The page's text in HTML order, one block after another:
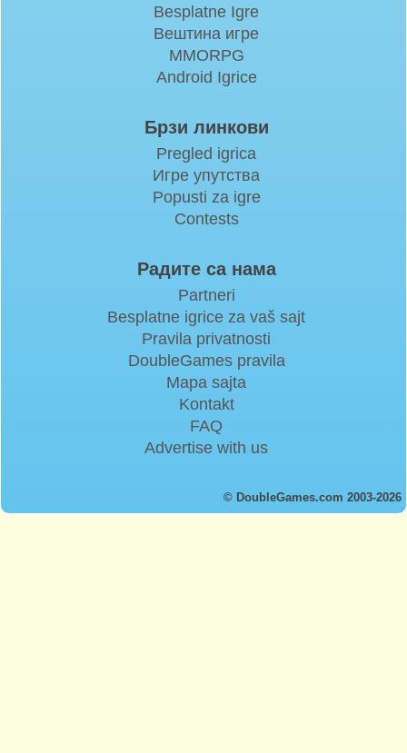
Besplatne Igre
Вештина игре
MMORPG
Android Igrice
Брзи линкови
Pregled igrica
Игре упутства
Popusti za igre
Contests
Радите са нама
Partneri
Besplatne igrice za vaš sajt
Pravila privatnosti
DoubleGames pravila
Mapa sajta
Kontakt
FAQ
Advertise with us
© DoubleGames.com 2003-2026